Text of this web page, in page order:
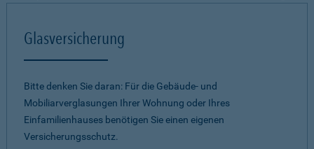
Glasversicherung
Bitte denken Sie daran: Für die Gebäude- und
Mobiliarverglasungen Ihrer Wohnung oder Ihres
Einfamilienhauses benötigen Sie einen eigenen
Versicherungsschutz.